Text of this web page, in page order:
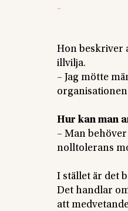
-
Hon beskriver
illvilja.
– Jag mötte
Hur kan man
– Man
nolltolerans
I stället är det
Det handlar
att